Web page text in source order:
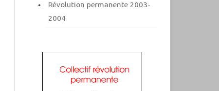
Révolution permanente 2003-
2004